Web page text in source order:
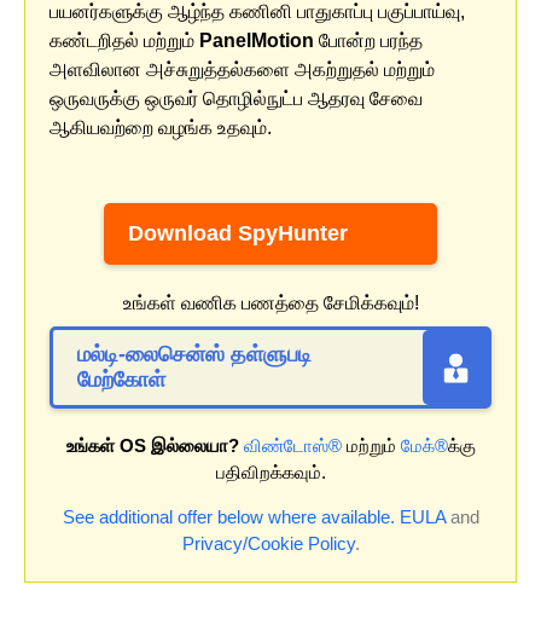
பயனர்களுக்கு ஆழ்ந்த கணினி பாதுகாப்பு பகுப்பாய்வு,
கண்டறிதல் மற்றும் PanelMotion போன்ற பரந்த
அளவிலான அச்சுறுத்தல்களை அகற்றுதல் மற்றும்
ஒருவருக்கு ஒருவர் தொழில்நுட்ப ஆதரவு சேவை
ஆகியவற்றை வழங்க உதவும்.
Download SpyHunter
உங்கள் வணிக பணத்தை சேமிக்கவும்!
மல்டி-லைசென்ஸ் தள்ளுபடி
மேற்கோள்
உங்கள் OS இல்லையா? விண்டோஸ்®மற்றும் மேக்®க்கு
பதிவிறக்கவும்.
See additional offer below where available. EULAand
Privacy/Cookie Policy.